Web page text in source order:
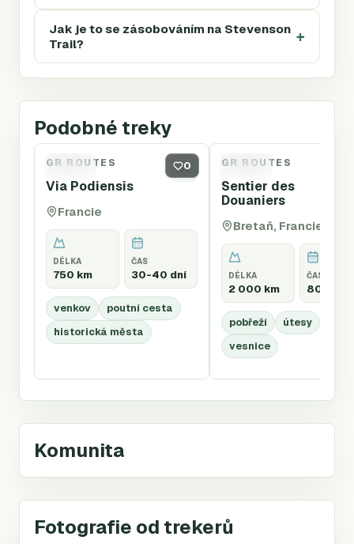
Jak je to se zásobováním na Stevenson
Trail?
Podobné treky
GR65 0
GR ROUTES
Via Podiensis
Francie
DÉLKA
750 km
ČAS
30-40 dní
venkov
poutní cesta
historická města
GR34
GR ROUTES
Sentier des
Douaniers
Bretaň, Francie
DÉLKA
2 000 km
ČAS
80-110
pobřeží
útesy
vesnice
Komunita
Fotografie od trekerů